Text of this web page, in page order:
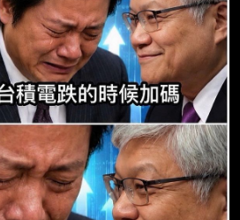
記者署名： 聯合新聞網／
容: 台股在經歷短期反彈後，市
變得熱起來。分析師陳嘉偉在影
嗆，強調台股跟國際科技股的
變！ 之前大盤的拉抬只不過是
最後逃命波」，接下來隨